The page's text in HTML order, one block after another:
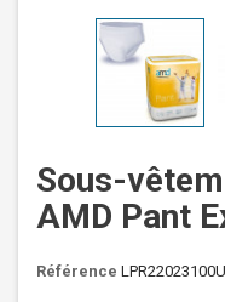
Sous-
AMD Pant
Référence LPR22023100U